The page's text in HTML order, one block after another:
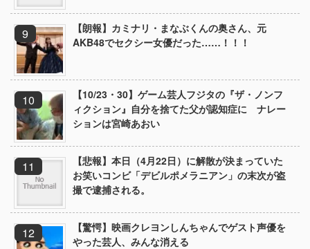
【朗報】カミナリ・まなぶくんの奥さん、元
AKB48でセクシー女優だった……！！！
【10/23・30】ゲーム芸人フジタの『ザ・ノンフ
ィクション』自分を捨てた父が認知症に ナレー
ションは宮崎あおい
【悲報】本日（4月22日）に解散が決まっていた
お笑いコンビ「デビルポメラニアン」の末次が盗
撮で逮捕される。
【驚愕】映画クレヨンしんちゃんでゲスト声優を
やった芸人、みんな消える